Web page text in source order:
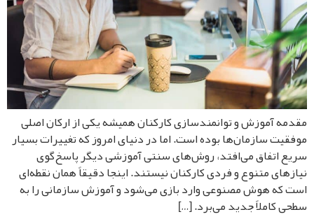
آموزش و توانمندسازی کارکنان همیشه یکی از ارکان اصلی
سازمان‌ها بوده است. اما در دنیای امروز که تغییرات بسیار
اتفاق می‌افتد، روش‌های سنتی آموزشی دیگر پاسخ‌گوی
متنوع و فردی کارکنان نیستند. اینجا دقیقاً همان نقطه‌ای
که هوش مصنوعی وارد بازی می‌شود و آموزش سازمانی را به
کاملاً جدید می‌برد. […]